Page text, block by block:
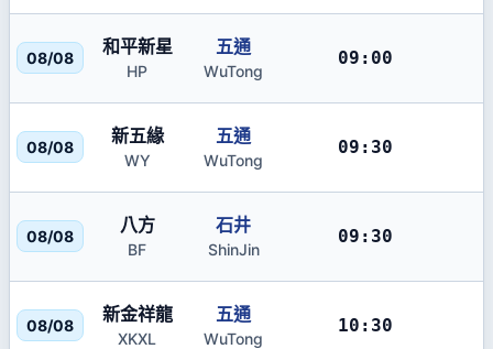
08/08
和平新星
HP
五通
WuTong
09:00
08/08
新五緣
WY
五通
WuTong
09:30
08/08
八方
BF
石井
ShinJin
09:30
08/08
新金祥龍
XKXL
五通
WuTong
10:30